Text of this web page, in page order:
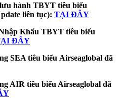
hành TBYT tiêu biểu
liên tục): TẠI ĐÂY
Khẩu TBYT tiêu biểu
ĐÂY
SEA tiêu biểu Airseaglobal đã
AIR tiêu biểu Airseaglobal đã